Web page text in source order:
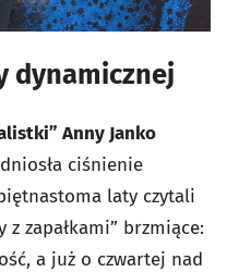
dynamicznej
Anny Janko
ciśnienie
laty czytali
z zapałkami” brzmiące:
a już o czwartej nad